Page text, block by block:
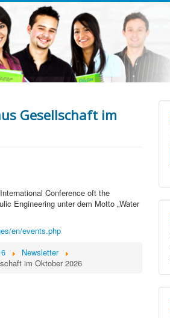
Gesellschaft im
Conference oft the
Engineering unter dem Motto „Water
en/events.php
Newsletter
im Oktober 2026